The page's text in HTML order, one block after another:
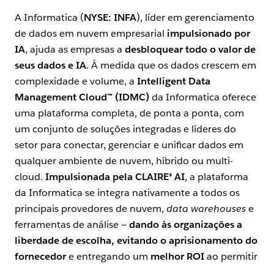
A Informatica (NYSE: INFA), líder em gerenciamento
de dados em nuvem empresarial impulsionado por
IA, ajuda as empresas a desbloquear todo o valor de
seus dados e IA. À medida que os dados crescem em
complexidade e volume, a Intelligent Data
Management Cloud™ (IDMC)da Informatica oferece
uma plataforma completa, de ponta a ponta, com
um conjunto de soluções integradas e líderes do
setor para conectar, gerenciar e unificar dados em
qualquer ambiente de nuvem, híbrido ou multi-
cloud. Impulsionada pela CLAIRE® AI, a plataforma
da Informatica se integra nativamente a todos os
principais provedores de nuvem, data warehousese
ferramentas de análise —dando às organizações a
liberdade de escolha, evitando o aprisionamento do
fornecedore entregando um melhor ROIao permitir